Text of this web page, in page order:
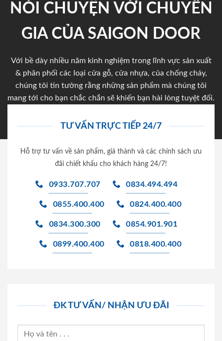
NÓI CHUYỆN VỚI CHUYÊN
GIA CỦA SAIGON DOOR
Với bề dày nhiều năm kinh nghiệm trong lĩnh vực sản xuất
& phân phối các loại cửa gỗ, cửa nhựa, của chống cháy,
chúng tôi tin tưởng rằng những sản phẩm mà chúng tôi
mang tới cho bạn chắc chắn sẽ khiến bạn hài lòng tuyệt đối.
TƯ VẤN TRỰC TIẾP 24/7
Hỗ trợ tư vấn về sản phẩm, giá thành và các chính sách ưu
đãi chiết khấu cho khách hàng 24/7!
0933.707.707 0834.494.494
0855.400.400 0824.400.400
0834.300.300 0854.901.901
0899.400.400 0818.400.400
ĐK TƯ VẤN/ NHẬN ƯU ĐÃI